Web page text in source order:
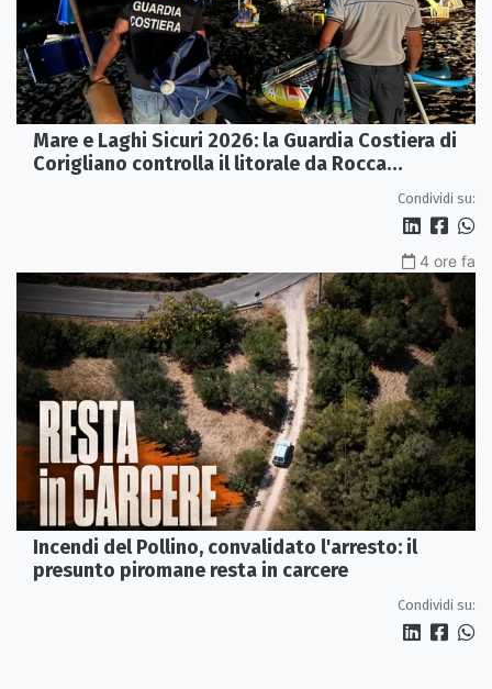
Mare e Laghi Sicuri 2026: la Guardia Costiera di
Corigliano controlla il litorale da Rocca
Condividi su:
4 ore fa
Incendi del Pollino, convalidato l'arresto: il
presunto piromane resta in carcere
Condividi su: